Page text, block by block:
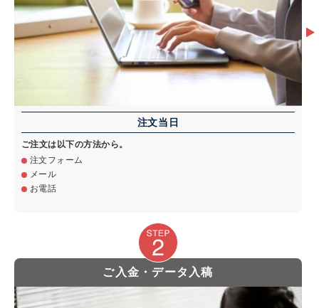
注文当日
ご注文は以下の方法から。
注文フォーム
メール
お電話
ご入金・データ入稿